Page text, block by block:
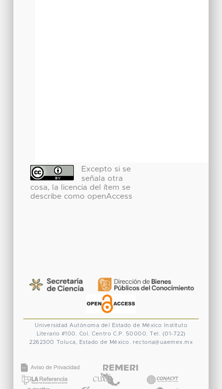
Excepto si se
señala otra
cosa, la licencia del ítem se
describe como openAccess
Universidad Autónoma del Estado de México
Instituto
Literario #100. Col. Centro C.P. 50000. Tel. (01-722)
2262300 Toluca, Estado de México. rectoria@uaemex.mx